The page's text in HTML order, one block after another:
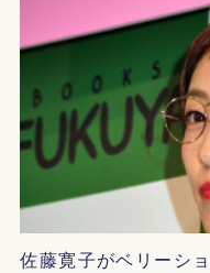
佐藤寛子がベリーシ